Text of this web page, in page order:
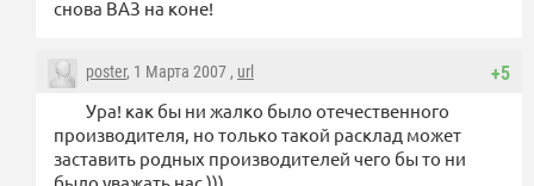
снова ВАЗ на коне!
+5
poster, 1 Марта 2007 , url
Ура! как бы ни жалко было отечественного
производителя, но только такой расклад может
заставить родных производителей чего бы то ни